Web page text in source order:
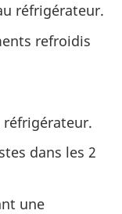
réfrigérateur.
refroidis
dans les 2
une